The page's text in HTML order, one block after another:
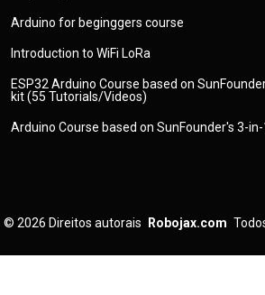
Arduino for beginggers course
Introduction to WiFi LoRa
ESP32 Arduino Course based on
kit (55 Tutorials/Videos)
Arduino Course based on SunFounder's 3-
© 2026 Direitos autorais Robojax.com